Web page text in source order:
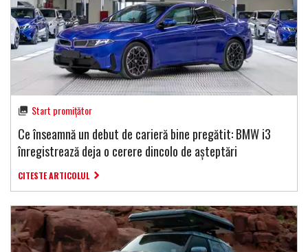
Start promițător
Ce înseamnă un debut de carieră bine pregătit: BMW i3
înregistrează deja o cerere dincolo de așteptări
CITESTE ARTICOLUL